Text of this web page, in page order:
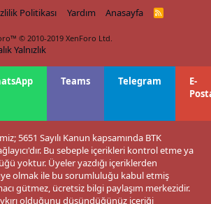
Politikası Yardım Anasayfa
R
© 2010-2019 XenForo Ltd.
Yalnızlık
Teams Telegram
E-
5651 Sayılı Kanun kapsamında BTK
Bu sebeple içerikleri kontrol etme ya
yoktur. Üyeler yazdığı içeriklerden
olmak ile bu sorumluluğu kabul etmiş
gütmez, ücretsiz bilgi paylaşım merkezidir.
olduğunu düşündüğünüz içeriği